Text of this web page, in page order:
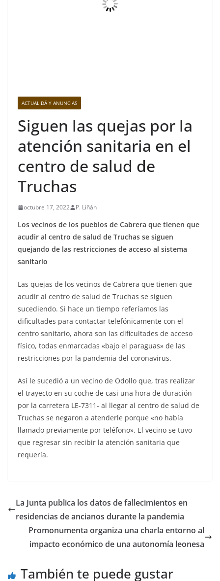
ACTUALIDÁ Y ANUNCIAS
Siguen las quejas por la
atención sanitaria en el
centro de salud de
Truchas
octubre 17, 2022 P. Liñán
Los vecinos de los pueblos de Cabrera que tienen que
acudir al centro de salud de Truchas se siguen
quejando de las restricciones de acceso al sistema
sanitario
Las quejas de los vecinos de Cabrera que tienen que
acudir al centro de salud de Truchas se siguen
sucediendo. Si hace un tiempo referíamos las
dificultades para contactar telefónicamente con el
centro sanitario, ahora son las dificultades de acceso
físico, todas enmarcadas «bajo el paraguas» de las
restricciones por la pandemia del coronavirus.
Así le sucedió a un vecino de Odollo que, tras realizar
el trayecto en su coche de casi una hora de duración-
por la carretera LE-7311- al llegar al centro de salud de
Truchas se negaron a atenderle porque «no había
llamado previamente por teléfono». El vecino se tuvo
que regresar sin recibir la atención sanitaria que
requería.
La Junta publica los datos de fallecimientos en
residencias de ancianos durante la pandemia
Promonumenta organiza una charla entorno al
impacto económico de una autonomía leonesa
También te puede gustar